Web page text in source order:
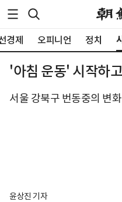
경제 오피니언 정치
'아침 운동' 시작하
서울 강북구 번동중의 변화
윤상진 기자